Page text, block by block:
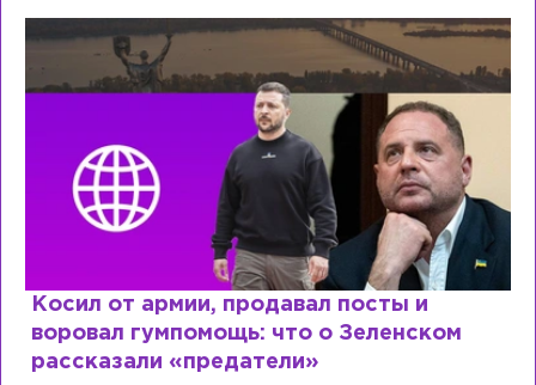
Косил от армии, продавал посты и
воровал гумпомощь: что о Зеленском
рассказали «предатели»